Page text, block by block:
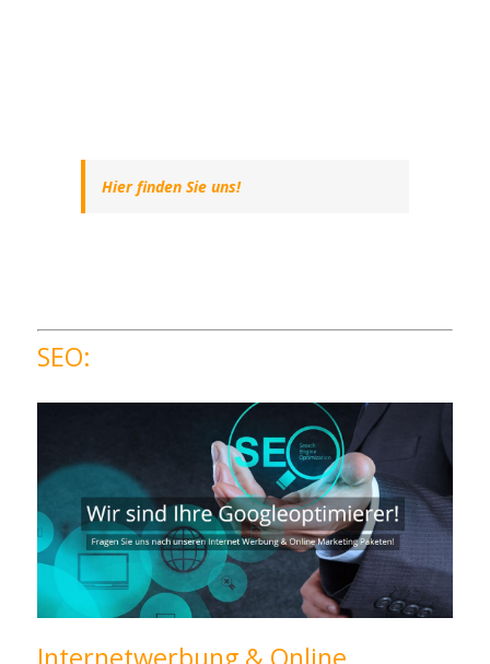
Hier finden Sie uns!
SEO: